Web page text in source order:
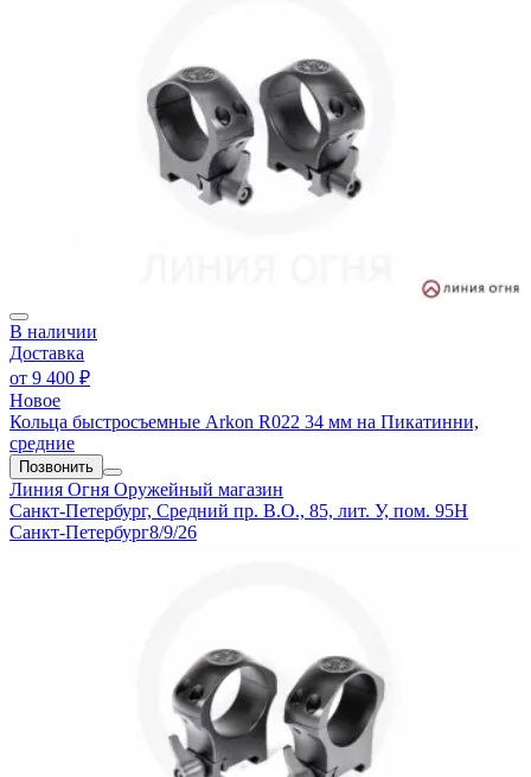
В наличии
Доставка
от 9 400 ₽
Новое
Кольца быстросъемные Arkon R022 34 мм на Пикатинни,
средние
Позвонить
Линия Огня Оружейный магазин
Санкт-Петербург, Средний пр. В.О., 85, лит. У, пом. 95Н
Санкт-Петербург8/9/26